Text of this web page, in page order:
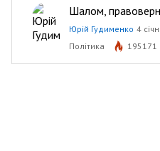
Шалом,
Юрій Гудименко 4
Політика
195171